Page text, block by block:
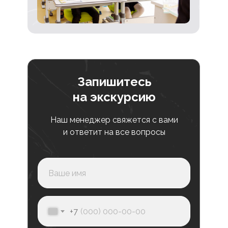
Запишитесь
на экскурсию
Наш менеджер свяжется с вами
и ответит на все вопросы
+7
Питание
10 000₽
В месяц